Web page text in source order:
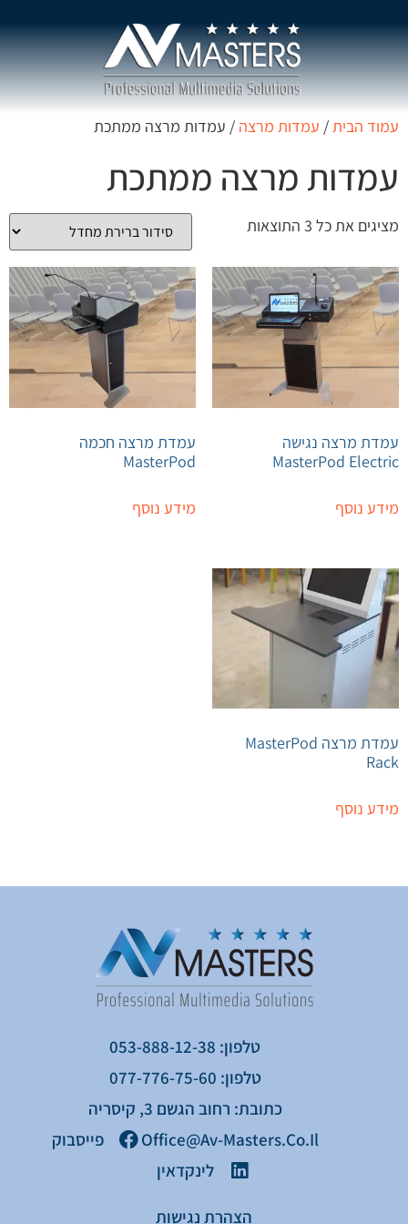
עמוד הבית/ עמדות מרצה / עמדות מרצה ממתכת
עמדות מרצה ממתכת
מציגים את כל ⁦3⁩ התוצאות
עמדת מרצה נגישה
MasterPod Electric
מידע נוסף
עמדת מרצה חכמה
MasterPod
מידע נוסף
עמדת מרצה MasterPod
Rack
מידע נוסף
טלפון: 053-888-12-38
טלפון: 077-776-75-60
כתובת: רחוב הגשם 3, קיסריה
Office@av-Masters.co.il
פייסבוק
לינקדאין
הצהרת נגישות